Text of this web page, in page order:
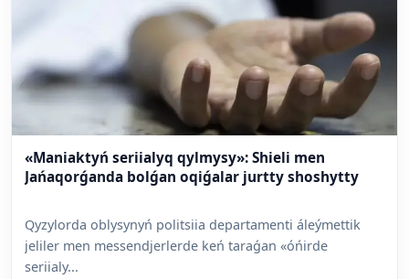
«Maniaktyń seriialyq qylmysy»: Shieli men
Jańaqorǵanda bolǵan oqiǵalar jurtty shoshytty
Qyzylorda oblysynyń politsiia departamenti áleýmettik
jeliler men messendjerlerde keń taraǵan «óńirde
seriialy...